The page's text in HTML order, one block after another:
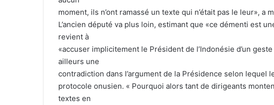
moment, ils n’ont ramassé un texte qui n’était pas le leur», a
L’ancien député va plus loin, estimant que «ce démenti est
revient à
«accuser implicitement le Président de l’Indonésie d’un
ailleurs une
contradiction dans l’argument de la Présidence selon lequel
protocole onusien. « Pourquoi alors tant de dirigeants
textes en